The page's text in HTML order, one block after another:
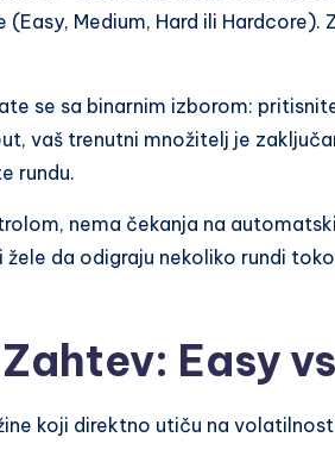
Medium, Hard ili Hardcore).
se sa binarnim izborom:
vaš trenutni množitelj je
rundu.
nema čekanja na
da odigraju nekoliko rundi
Easy
koji direktno utiču na